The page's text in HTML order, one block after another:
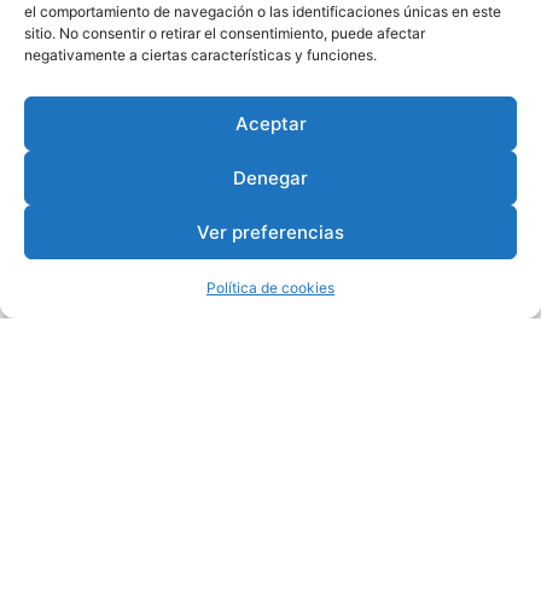
el comportamiento de navegación o las identificaciones únicas en este
sitio. No consentir o retirar el consentimiento, puede afectar
negativamente a ciertas características y funciones.
Aceptar
Denegar
Ver preferencias
Política de cookies